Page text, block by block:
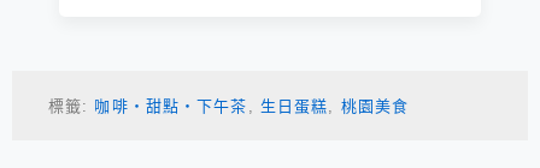
標籤: 咖啡‧甜點‧下午茶 , 生日蛋糕, 桃園美食